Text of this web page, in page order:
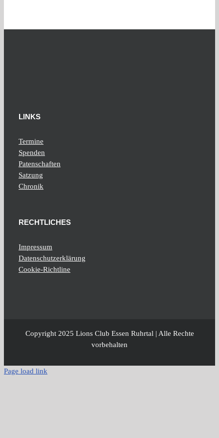
LINKS
Termine
Spenden
Patenschaften
Satzung
Chronik
RECHTLICHES
Impressum
Datenschutzerklärung
Cookie-Richtline
Copyright 2025 Lions Club Essen Ruhrtal | Alle Rechte
vorbehalten
Page load link